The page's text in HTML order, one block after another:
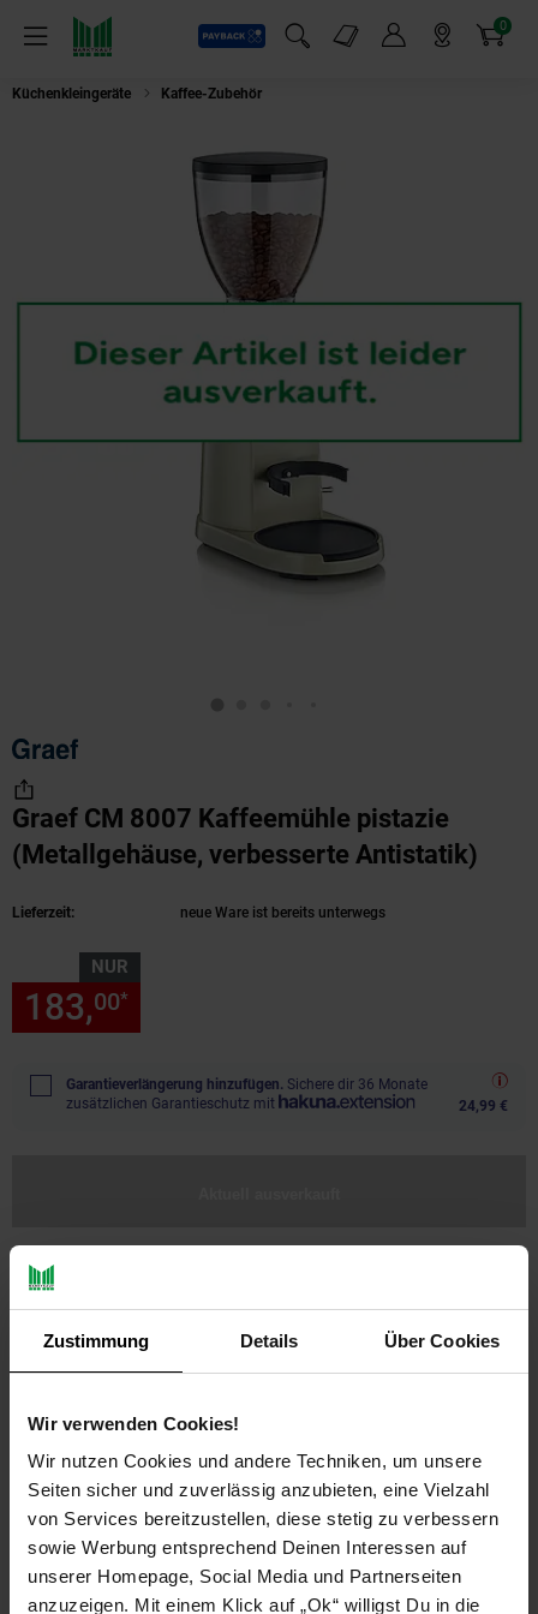
Zustimmung Details Über Cookies
Wir verwenden Cookies!
Wir nutzen Cookies und andere Techniken, um unsere
Seiten sicher und zuverlässig anzubieten, eine Vielzahl
von Services bereitzustellen, diese stetig zu verbessern
sowie Werbung entsprechend Deinen Interessen auf
unserer Homepage, Social Media und Partnerseiten
anzuzeigen. Mit einem Klick auf „Ok“ willigst Du in die
Menü
Payback
Suchfeld einblenden
Markt-Angebote 0
Artikel
Küchenkleingeräte Kaffee-Zubehör
Graef CM 8007 Kaffeemühle pistazie
(Metallgehäuse, verbesserte Antistatik)
Lieferzeit: neue Ware ist bereits unterwegs
NUR
183,00*
Garantieverlängerung hinzufügen. Sichere dir 36 Monate
zusätzlichen Garantieschutz mit
24,99 €
PAYBACK
Payback Punkte